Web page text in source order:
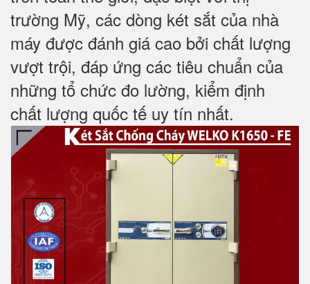
trường Mỹ, các dòng két sắt của nhà
máy được đánh giá cao bởi chất lượng
vượt trội, đáp ứng các tiêu chuẩn của
những tổ chức đo lường, kiểm định
chất lượng quốc tế uy tín nhất.